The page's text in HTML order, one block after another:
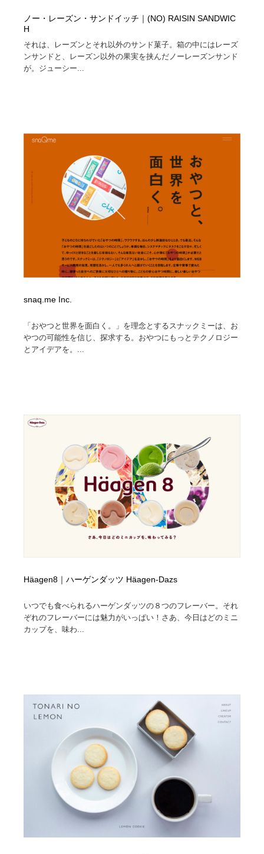
ノー・レーズン・サンドイッチ｜(NO) RAISIN SANDWIC
H
それは、レーズンとそれ以外のサンド菓子。箱の中にはレーズ
ンサンドと、レーズン以外の果実を挟んだノーレーズンサンド
が。ジューシー...
snaq.me Inc.
「おやつと世界を面白く。」を理念とするスナックミーは、お
やつの可能性を信じ、探求する。おやつにもっとテクノロジー
とアイデアを。...
Häagen8｜ハーゲンダッツ Häagen-Dazs
いつでも食べられるハーゲンダッツの８つのフレーバー。それ
ぞれのフレーバーには魅力がいっぱい！さあ、今日はどのミニ
カップを、味わ...